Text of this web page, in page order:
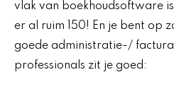
vlak van boekhoudsoftware
er al ruim 150! En je bent op
goede administratie-/
professionals zit je goed: